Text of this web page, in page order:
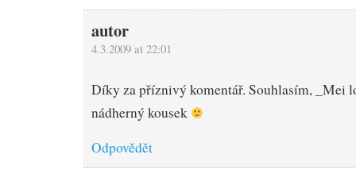
autor
4.3.2009 at 22:01
Díky za příznivý komentář. Souhlasím, _Mei
nádherný kousek
Odpovědět